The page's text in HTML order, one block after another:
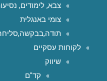
צבא, לימודים,
צומי באנגלית
לקוחות עסקיים
שיווק
קד"ם